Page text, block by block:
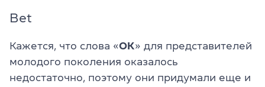
Bet
Кажется, что слова «ОК» для представителей
молодого поколения оказалось
недостаточно, поэтому они придумали еще и